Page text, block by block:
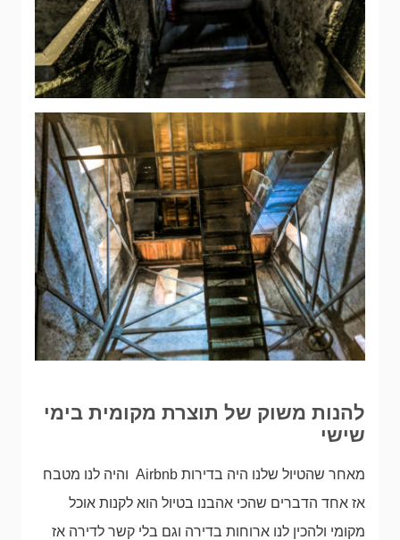
להנות משוק של תוצרת מקומית בימי
שישי
מאחר שהטיול שלנו היה בדירות Airbnb והיה לנו מטבח
אז אחד הדברים שהכי אהבנו בטיול הוא לקנות אוכל
מקומי ולהכין לנו ארוחות בדירה וגם בלי קשר לדירה אז